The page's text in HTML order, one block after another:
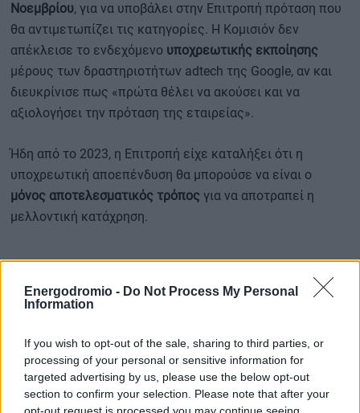
Energodromio - Do Not Process My Personal
Information
If you wish to opt-out of the sale, sharing to third parties, or
processing of your personal or sensitive information for
targeted advertising by us, please use the below opt-out
section to confirm your selection. Please note that after your
opt-out request is processed you may continue seeing
Νοεμβρίου, για να υποβάλει στην Επιτροπή πρόταση που
θα αντιμετωπίζει τις κατηγορίες. Η Κομισιόν δεν
απέκλεισε το ενδεχόμενο υποχρεωτικής εκποίησης
μέρους των δραστηριοτήτων adtech της Google, αν και
διευκρίνισε πως «πρώτα θέλει να ακούσει και να
αξιολογήσει την πρόταση της εταιρείας».
Ήδη από το 2023, η Επιτροπή είχε καταλήξει ότι η
υποχρεωτική αποεπένδυση θα μπορούσε να είναι ο
μόνος αποτελεσματικός τρόπος για να αποτραπεί η
μελλοντική κατάχρηση.
είναι μικρότερο από
εκείνο των4,34 δισ. ευρώπου είχε επιβληθεί το 2018
δισ. ευρώτου 2017 για την υπηρεσία σύγκρισης τιμών
της Google.
Η απόφαση αυτή έρχεται να προστεθεί σε μια σειρά